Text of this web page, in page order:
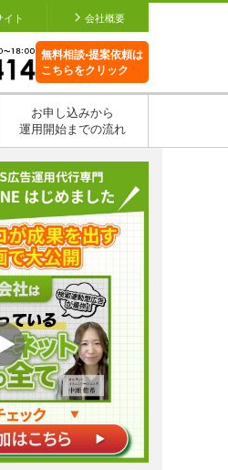
ト 会社概要
無料相談•提案依頼は
こちらをクリック
お申し込みから
運用開始までの流れ